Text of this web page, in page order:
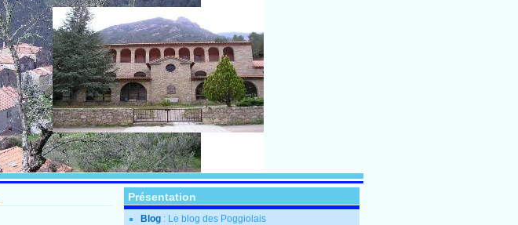
Présentation
Blog : Le blog des Poggiolais